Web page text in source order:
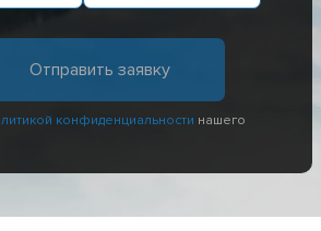
конфиденциальности нашего